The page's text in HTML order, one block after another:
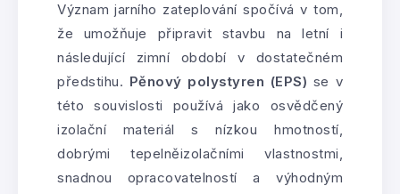
Význam jarního zateplování spočívá v tom,
že umožňuje připravit stavbu na letní i
následující zimní období v dostatečném
předstihu. Pěnový polystyren (EPS) se v
této souvislosti používá jako osvědčený
izolační materiál s nízkou hmotností,
dobrými tepelněizolačními vlastnostmi,
snadnou opracovatelností a výhodným